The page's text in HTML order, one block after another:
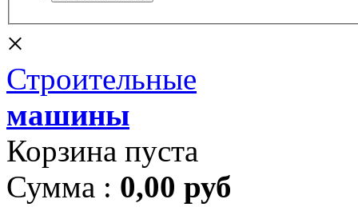
×
Строительные
машины
Корзина пуста
Сумма : 0,00 руб